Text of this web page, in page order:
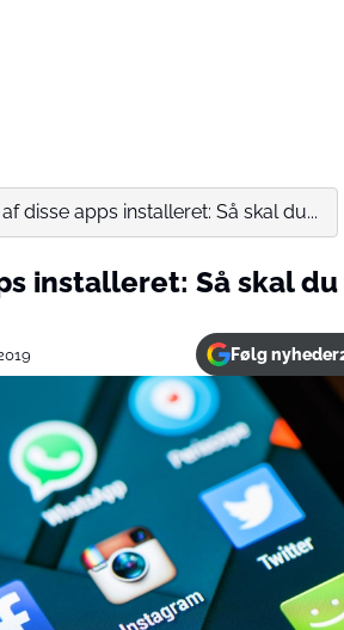
disse apps installeret: Så skal du...
installeret: Så skal
Følg